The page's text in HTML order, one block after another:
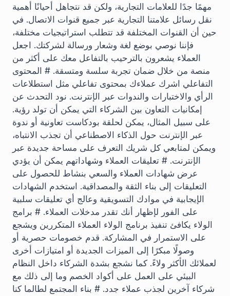
مهمًا جدًا للعلامات التجارية، ولكن قد نتجاهل أحيانًا أهمية
نقل رسائل علامتنا التجارية عبر جميع قنوات الاتصال. في
حين أن القنوات المختلفة قد تتطلب استراتيجيات مختلفة،
فإننا نوصي بوضع لغة وشعار ورسالة لشركتك. اجعل
العملاء يشعرون بالترحيب بالتفاعل معك على أكثر من
منصة من خلال ضمان تجربة سلسة ومتسقة. # المحتوى
التفاعلي اشرك عملاءك بمحتوى تفاعلي مثل استطلاعات
الرأي والاختبارات والندوات عبر الإنترنت. نود التحدث عن
إمكانيات التعاون بين الشركاء التي يمكن أن تولد رؤية.
على سبيل المثال، يمكن لحلقة بودكاست تعاونية أو ندوة
عبر الإنترنت حول الذكاء الاصطناعي أن تجذب الانتباه،
ويمكن لمتابعي كل شريك التعرف على مساحة جديدة عبر
الإنترنت. # تعليقات العملاء وشهاداتهم يمكن أن يؤدي
عرض شهادات العملاء والسعي بنشاط للحصول على
التعليقات إلى بناء الثقة والمصداقية. استخدم الشهادات
الإيجابية في موادك التسويقية وعالج أي تعليقات سلبية
على الفور لإظهار أنك تقدر مدخلات العملاء. # برامج
الولاء يكافئ تنفيذ برنامج الولاء العملاء المتكررين ويشجع
على الاستمرار في المشاركة. قدم خصومات حصرية أو
وصولًا مبكرًا إلى الميزات الجديدة أو امتيازات أخرى
لعملائك الأكثر ولاءً. كما نشجع بشدة الشركاء داخل النظام
البيئي على العمل على أكواد الخصم وما إلى ذلك مع
شركاء آخرين لجذب عملاء جدد. # بناء المجتمع لطالما كنا